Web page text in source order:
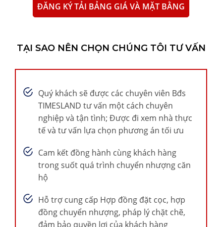
ĐĂNG KÝ TẢI BẢNG GIÁ VÀ MẶT BẰNG
TẠI SAO NÊN CHỌN CHÚNG TÔI TƯ VẤN
Quý khách sẽ được các chuyên viên Bđs
TIMESLAND tư vấn một cách chuyên
nghiệp và tận tình; Được đi xem nhà thực
tế và tư vấn lựa chọn phương án tối ưu
Cam kết đồng hành cùng khách hàng
trong suốt quá trình chuyển nhượng căn
hộ
Hỗ trợ cung cấp Hợp đồng đặt cọc, hợp
đồng chuyển nhượng, pháp lý chặt chẽ,
đảm bảo quyền lợi của khách hàng